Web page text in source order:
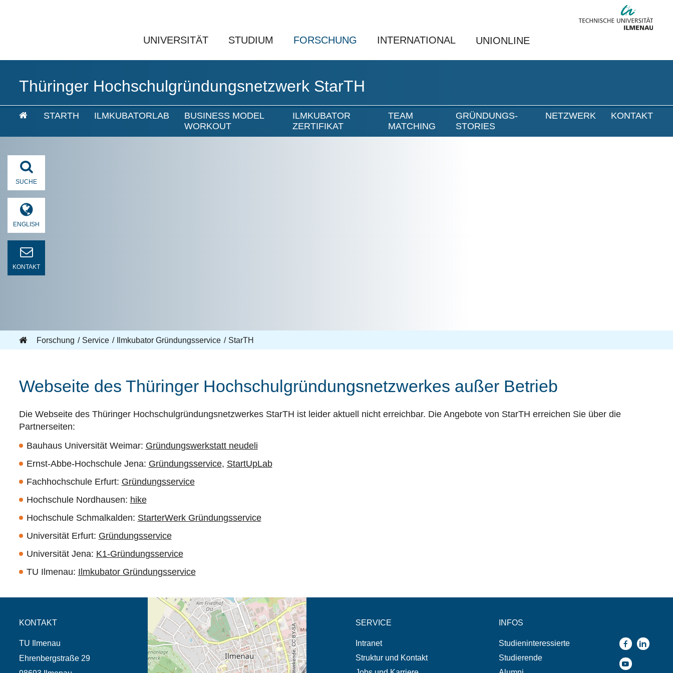
UNIVERSITÄT STUDIUM FORSCHUNG INTERNATIONAL UNIONLINE
Thüringer Hochschulgründungsnetzwerk StarTH
STARTH ILMKUBATORLAB
BUSINESS MODEL
WORKOUT
ILMKUBATOR
ZERTIFIKAT
TEAM
MATCHING
GRÜNDUNGS-
STORIES
NETZWERK KONTAKT
SUCHE
ENGLISH
KONTAKT
Forschung Service Ilmkubator Gründungsservice StarTH
Webseite des Thüringer Hochschulgründungsnetzwerkes außer Betrieb
Die Webseite des Thüringer Hochschulgründungsnetzwerkes StarTH ist leider aktuell nicht erreichbar. Die Angebote von StarTH erreichen Sie über die
Partnerseiten:
Bauhaus Universität Weimar: Gründungswerkstatt neudeli
Ernst-Abbe-Hochschule Jena: Gründungsservice, StartUpLab
Fachhochschule Erfurt: Gründungsservice
Hochschule Nordhausen: hike
Hochschule Schmalkalden: StarterWerk Gründungsservice
Universität Erfurt: Gründungsservice
Universität Jena: K1-Gründungsservice
TU Ilmenau: Ilmkubator Gründungsservice
KONTAKT
TU Ilmenau
Ehrenbergstraße 29
Öffnet die Anfahrtsbeschreibung in neuem
Tab (Karte)
SERVICE
Intranet
Struktur und Kontakt
INFOS
Studieninteressierte
Studierende